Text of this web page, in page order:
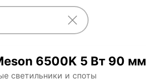
6500K 5 Вт 90 мм
светильники и споты